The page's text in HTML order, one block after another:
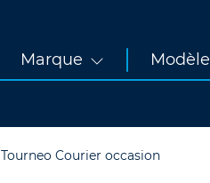
Marque Modèle
Tourneo Courier occasion